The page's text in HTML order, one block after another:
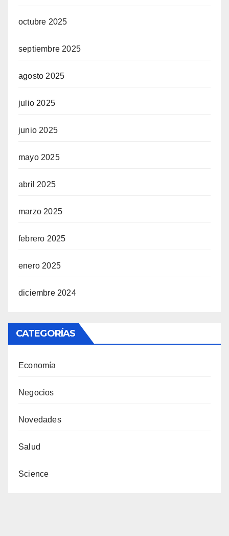
octubre 2025
septiembre 2025
agosto 2025
julio 2025
junio 2025
mayo 2025
abril 2025
marzo 2025
febrero 2025
enero 2025
diciembre 2024
CATEGORÍAS
Economía
Negocios
Novedades
Salud
Science